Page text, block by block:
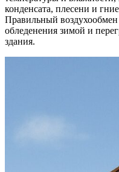
конденсата, плесени и
Правильный
обледенения зимой и
здания.